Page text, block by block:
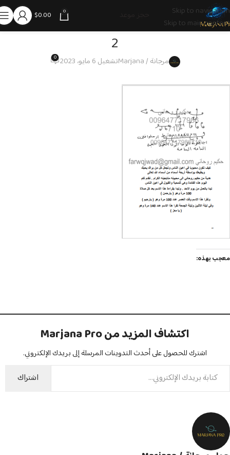
Skip to navigation
Skip to main content
0
$0.00
2
مرجانة / Marjana تشغيل 6 مايو، 2023 0
معجب بهذه:
اكتشاف المزيد من Marjana Pro
اشترك للحصول على أحدث التدوينات المرسلة إلى بريدك الإلكتروني.
اشتراك